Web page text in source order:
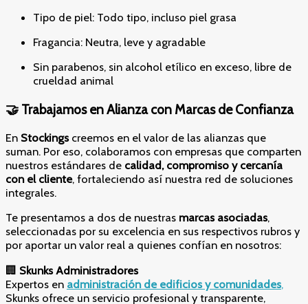
Tipo de piel: Todo tipo, incluso piel grasa
Fragancia: Neutra, leve y agradable
Sin parabenos, sin alcohol etílico en exceso, libre de
crueldad animal
🤝 Trabajamos en Alianza con Marcas de Confianza
En Stockingscreemos en el valor de las alianzas que
suman. Por eso, colaboramos con empresas que comparten
nuestros estándares de calidad, compromiso y cercanía
con el cliente, fortaleciendo así nuestra red de soluciones
integrales.
Te presentamos a dos de nuestras marcas asociadas,
seleccionadas por su excelencia en sus respectivos rubros y
por aportar un valor real a quienes confían en nosotros:
🏢 Skunks Administradores
Expertos en administración de edificios y comunidades,
Skunks ofrece un servicio profesional y transparente,